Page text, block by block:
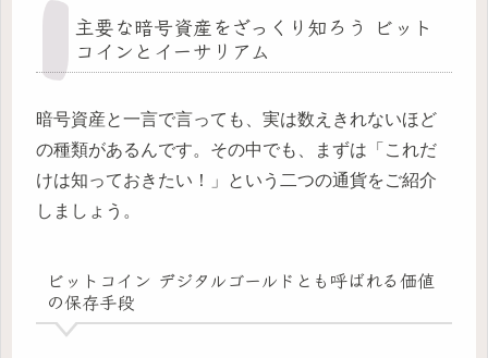
主要な暗号資産をざっくり知ろう ビット
コインとイーサリアム
暗号資産と一言で言っても、実は数えきれないほど
の種類があるんです。その中でも、まずは「これだ
けは知っておきたい！」という二つの通貨をご紹介
しましょう。
ビットコイン デジタルゴールドとも呼ばれる価値
の保存手段